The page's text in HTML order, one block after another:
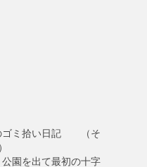
ゴミ拾い日記 （そ
を出て最初の十字